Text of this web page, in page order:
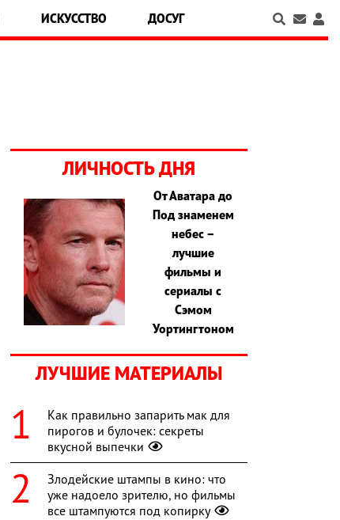
ИСКУССТВО ДОСУГ
ЛИЧНОСТЬ ДНЯ
От Аватара до
Под знаменем
небес –
лучшие
фильмы и
сериалы с
Сэмом
Уортингтоном
ЛУЧШИЕ МАТЕРИАЛЫ
Как правильно запарить мак для
пирогов и булочек: секреты
вкусной выпечки
Злодейские штампы в кино: что
уже надоело зрителю, но фильмы
все штампуются под копирку